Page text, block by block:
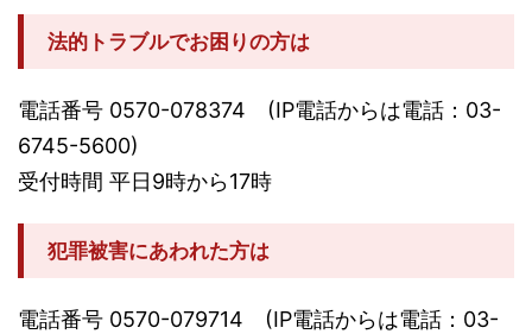
法的トラブルでお困りの方は
電話番号 0570-078374 (IP電話からは電話：03-
6745-5600)
受付時間 平日9時から17時
犯罪被害にあわれた方は
電話番号 0570-079714 (IP電話からは電話：03-